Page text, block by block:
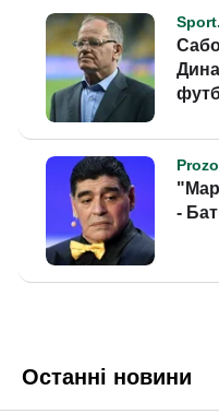
Останні новини